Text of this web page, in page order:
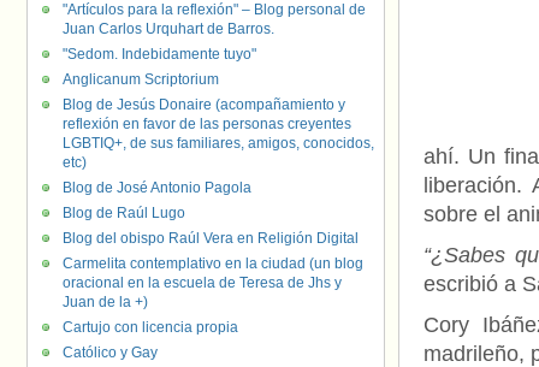
ahí. Un
sobre el
“¿Sabes
escribió a
Cory
madrileño,
"Artículos para la reflexión" – Blog personal de
Juan Carlos Urquhart de Barros.
"Sedom. Indebidamente tuyo"
Anglicanum Scriptorium
Blog de Jesús Donaire (acompañamiento y
reflexión en favor de las personas creyentes
LGBTIQ+, de sus familiares, amigos, conocidos,
etc)
Blog de José Antonio Pagola
Blog de Raúl Lugo
Blog del obispo Raúl Vera en Religión Digital
Carmelita contemplativo en la ciudad (un blog
oracional en la escuela de Teresa de Jhs y
Juan de la +)
Cartujo con licencia propia
Católico y Gay